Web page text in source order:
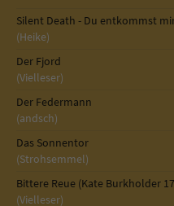
Silent Death - Du entkommst
(Heike)
Der Fjord
(Vielleser)
Der Federmann
(andsch)
Das Sonnentor
(Strohsemmel)
Bittere Reue (Kate Burkholder
(Vielleser)